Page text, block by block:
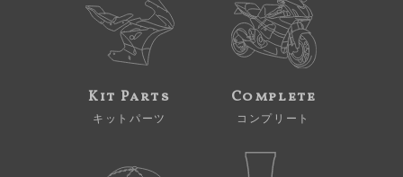
Kit Parts
キットパーツ
Complete
コンプリート